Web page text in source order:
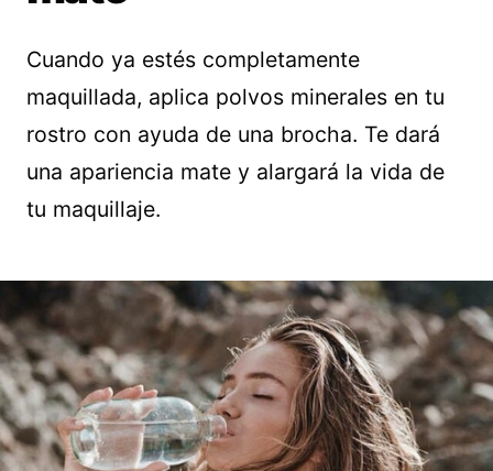
Cuando ya estés completamente
maquillada, aplica polvos minerales en tu
rostro con ayuda de una brocha. Te dará
una apariencia mate y alargará la vida de
tu maquillaje.